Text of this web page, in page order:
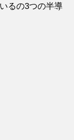
るの3つの半導